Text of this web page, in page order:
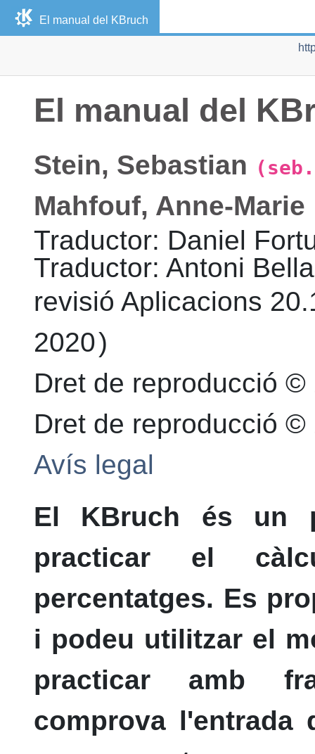
El manual del KBruch
El manual del
Stein, Sebastian
Mahfouf, Anne-Marie
Traductor: Daniel
Traductor: Antoni Bella
revisió Aplicacions
2020)
Dret de reproducció
Dret de reproducció
Avís legal
El KBruch és un
practicar el
percentatges. Es
i podeu utilitzar el
practicar amb
comprova l'entrada